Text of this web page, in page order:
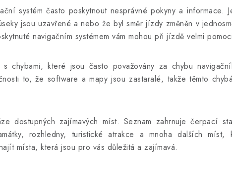
systém často poskytnout nesprávné pokyny a informace.
jsou uzavřené a nebo že byl směr jízdy změněn v
navigačním systémem vám mohou při jízdě velmi
chybami, které jsou často považovány za chybu
to, že software a mapy jsou zastaralé, takže těmto
zajímavých míst. Seznam zahrnuje čerpací
rozhledny, turistické atrakce a mnoha dalších míst,
místa, která jsou pro vás důležitá a zajímavá.